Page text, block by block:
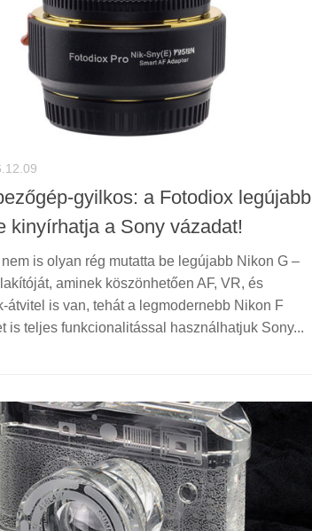
gyilkos: a Fotodiox legújabb
kinyírhatja a Sony vázadat!
is olyan rég mutatta be legújabb Nikon G –
aminek köszönhetően AF, VR, és
átvitel is van, tehát a legmodernebb Nikon F
is teljes funkcionalitással használhatjuk Sony...